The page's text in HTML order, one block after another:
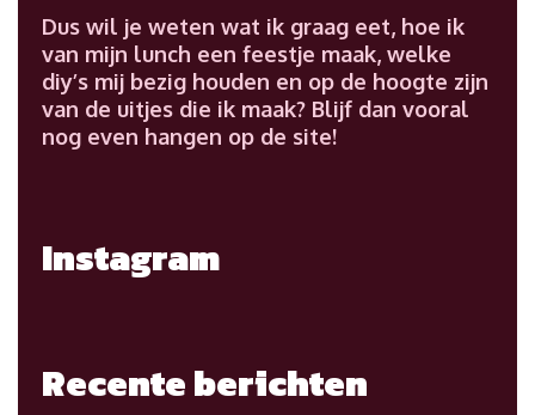
Dus wil je weten wat ik graag eet, hoe ik
van mijn lunch een feestje maak, welke
diy’s mij bezig houden en op de hoogte zijn
van de uitjes die ik maak? Blijf dan vooral
nog even hangen op de site!
Instagram
Recente berichten